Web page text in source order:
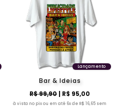
Lançamento
Bar & Ideias
R$ 99,90| R$ 95,00
à vista no pix ou em até 6x de R$ 16,65 sem